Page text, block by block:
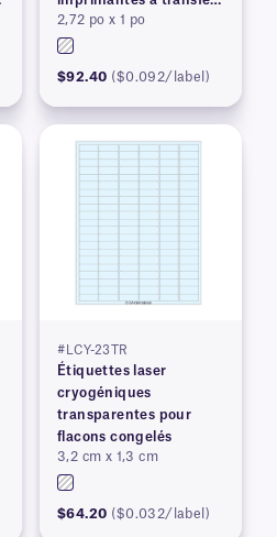
thermique
2,72 po x 1 po
$92.40 ($0.092/label)
#LCY-23TR
Étiquettes laser
cryogéniques
transparentes pour
flacons congelés
3,2 cm x 1,3 cm
$64.20 ($0.032/label)